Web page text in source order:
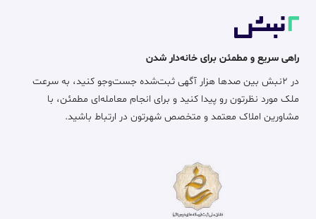
راهی سریع و مطمئن برای خانه‌دار شدن
در ۲نبش بین صدها هزار آگهی ثبت‌شده جست‌وجو کنید، به سرعت
ملک مورد نظرتون رو پیدا کنید و برای انجام معامله‌ای مطمئن، با
مشاورین املاک معتمد و متخصص شهرتون در ارتباط باشید.